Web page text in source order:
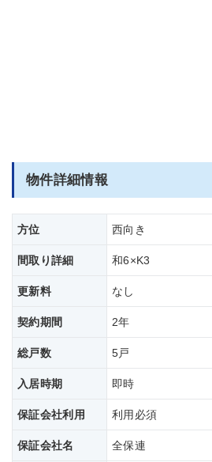
物件詳細情報
方位 西向き
間取り詳細 和6×K3
更新料 なし
契約期間 2年
総戸数 5戸
入居時期 即時
保証会社利用 利用必須
保証会社名 全保連